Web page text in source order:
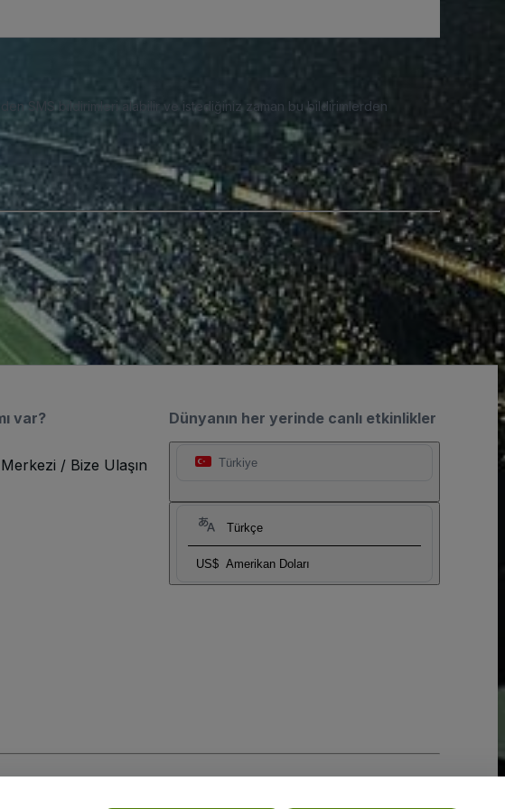
SMS bildirimleri alabilir ve istediğiniz zaman bu bildirimlerden
Dünyanın her yerinde canlı etkinlikler
Türkiye
Türkçe
US$ Amerikan Doları
var?
Merkezi / Bize Ulaşın